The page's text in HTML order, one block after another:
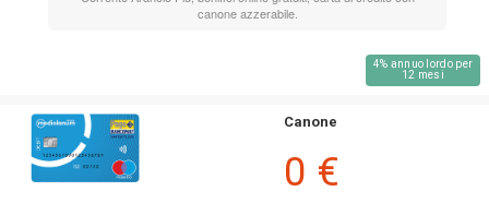
canone azzerabile.
4% annuo lordo per
12 mesi
Canone
0 €